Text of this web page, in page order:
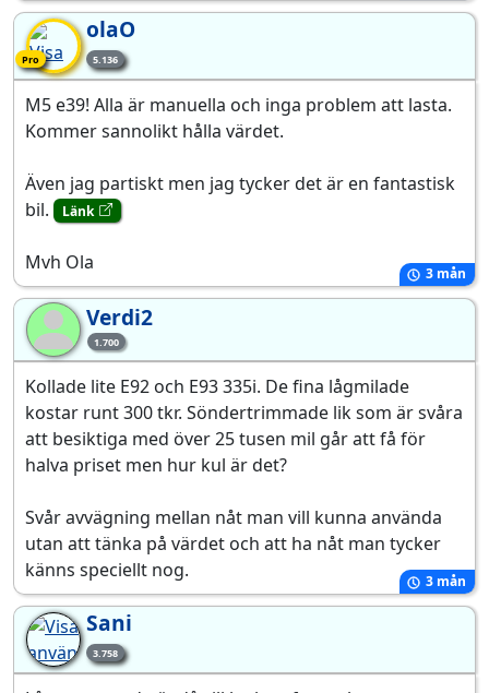
ProPro-medlem5.136
olaO
M5 e39! Alla är manuella och inga problem att lasta.
Kommer sannolikt hålla värdet.
Även jag partiskt men jag tycker det är en fantastisk
bil.
Länk
Mvh Ola 3 mån
Ve 1.700
Verdi2
Kollade lite E92 och E93 335i. De fina lågmilade
kostar runt 300 tkr. Söndertrimmade lik som är svåra
att besiktiga med över 25 tusen mil går att få för
halva priset men hur kul är det?
Svår avvägning mellan nåt man vill kunna använda
utan att tänka på värdet och att ha nåt man tycker
känns speciellt nog.
3 mån
3.758
Sani